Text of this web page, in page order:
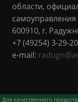
Для качественного
области,
самоуправления
600910, г.
+7 (49254) 3-29-20
e-mail: